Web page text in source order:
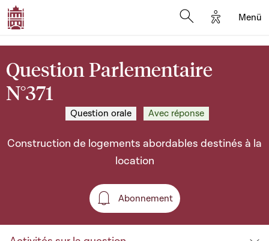
Options
Menü
Question Parlementaire
N°371
Question orale Avec réponse
Construction de logements abordables destinés à la
location
Abonnement
Abonnement